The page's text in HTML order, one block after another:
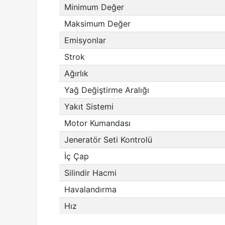
Minimum Değer
Maksimum Değer
Emisyonlar
Strok
Ağırlık
Yağ Değiştirme Aralığı
Yakıt Sistemi
Motor Kumandası
Jeneratör Seti Kontrolü
İç Çap
Silindir Hacmi
Havalandırma
Hız